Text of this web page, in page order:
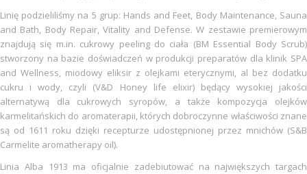
Linię podzieliliśmy na 5 grup: Hands and Feet, Body Maintenance, Sauna
and Bath, Body Repair, Vitality and Defense. W zestawie premierowym
znajdują się m.in. cukrowy peeling do ciała (BM Essential Body Scrub)
stworzony na bazie doświadczeń w produkcji preparatów dla klinik SPA
and Wellness, miodowy eliksir z olejkami eterycznymi, al bez dodatku
cukru i wody, czyli (V&D Honey life elixir) będący wysokiej jakości
alternatywą dla cukrowych syropów, a także kompozycja olejków
karmelitańskich do aromaterapii, których dobroczynne właściwości znane
są od 1611 roku dzięki recepturze udostępnionej przez mnichów (S&B
Carmelite aromatherapy oil).
Linia Alba 1913 ma oficjalnie zadebiutować na największych targach